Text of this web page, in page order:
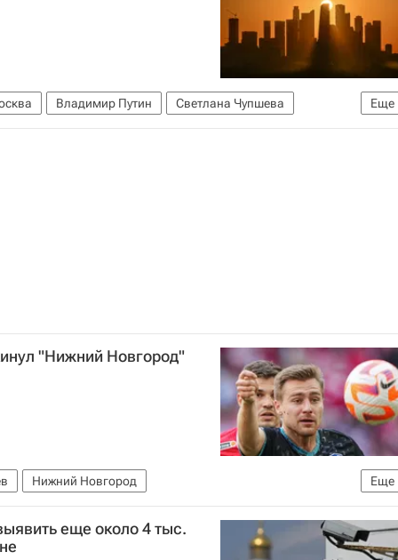
Еще
Владимир Путин
Светлана Чупшева
(АСИ)
"Нижний Новгород"
Еще
Нижний Новгород
по футболу)
еще около 4 тыс.